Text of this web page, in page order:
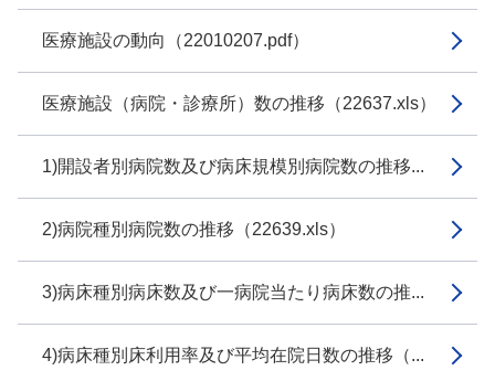
医療施設の動向（22010207.pdf）
医療施設（病院・診療所）数の推移（22637.xls）
1)開設者別病院数及び病床規模別病院数の推移...
2)病院種別病院数の推移（22639.xls）
3)病床種別病床数及び一病院当たり病床数の推...
4)病床種別床利用率及び平均在院日数の推移（...